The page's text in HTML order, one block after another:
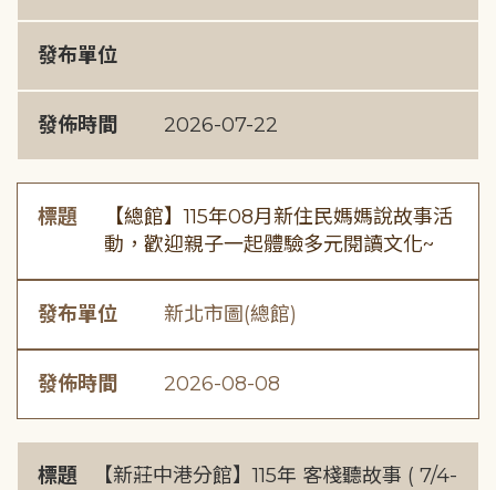
發布單位
發佈時間 2026-07-22
標題
【總館】115年08月新住民媽媽說故事活
動，歡迎親子一起體驗多元閱讀文化~
發布單位 新北市圖(總館)
發佈時間 2026-08-08
標題
【新莊中港分館】115年 客棧聽故事 ( 7/4-